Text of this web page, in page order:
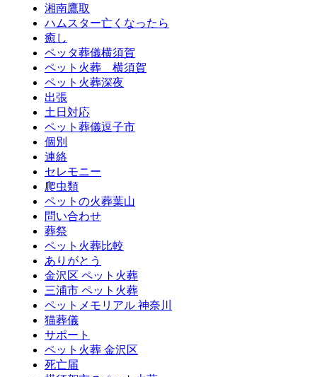
湘南鷹取
ハムスター亡くなったら
癒し
ペッタ葬儀横須賀
ペット火葬 横須賀
ペット火葬深夜
出張
土日対応
ペット葬儀逗子市
個別
連絡
セレモニー
爬虫類
ペットの火葬葉山
問い合わせ
葬祭
ペット火葬比較
ありがとう
金沢区 ペット火葬
三浦市 ペット火葬
ペットメモリアル 神奈川
猫葬儀
サポート
ペット火葬 金沢区
死亡届